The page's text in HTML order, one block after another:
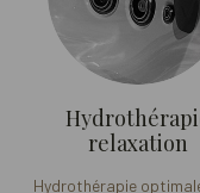
relaxation
Hydrothérapie